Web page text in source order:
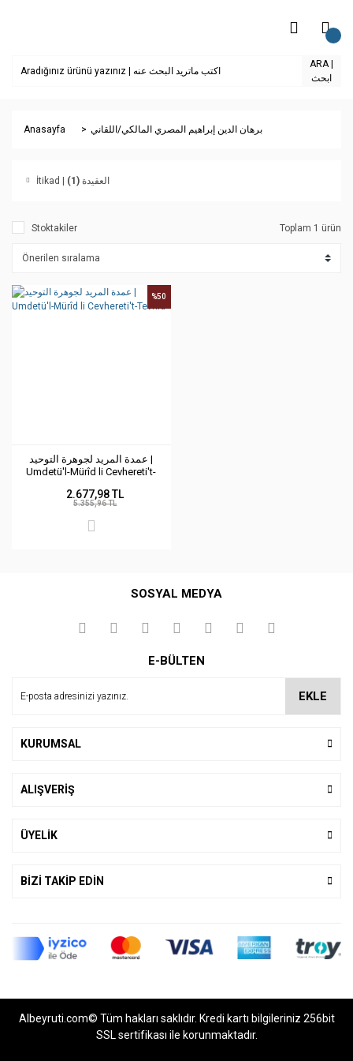
ARA |
ابحث
Anasayfa برهان الدين إبراهيم المصري المالكي/اللقاني
İtikad | العقيدة(1)
Stoktakiler Toplam 1 ürün
عمدة المريد لجوهرة التوحيد |
Umdetü'l-Mürîd li Cevhereti't-
%50
2.677,98 TL
5.355,96 TL
SOSYAL MEDYA
E-BÜLTEN
EKLE
KURUMSAL
ALIŞVERİŞ
ÜYELİK
BİZİ TAKİP EDİN
Albeyruti.com© Tüm hakları saklıdır. Kredi kartı bilgileriniz 256bit
SSL sertifikası ile korunmaktadır.